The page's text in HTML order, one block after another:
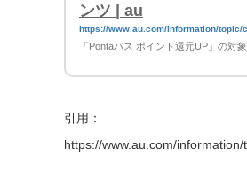
ンツ | au
https://www.au.com/information/topic/
「Pontaパス ポイント還元UP」の対
引用：
https://www.au.com/